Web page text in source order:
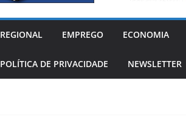
REGIONAL EMPREGO ECONOMIA
POLÍTICA DE PRIVACIDADE NEWSLETTER